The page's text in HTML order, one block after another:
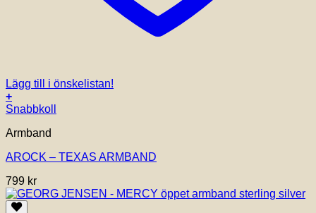
Lägg till i önskelistan!
+
Snabbkoll
Armband
AROCK – TEXAS ARMBAND
799 kr